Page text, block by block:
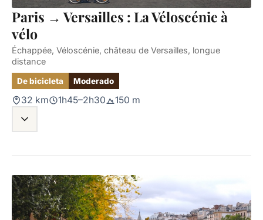
Paris → Versailles : La Véloscénie à
vélo
Échappée, Véloscénie, château de Versailles, longue
distance
De bicicleta Moderado
32 km 1h45–2h30 150 m